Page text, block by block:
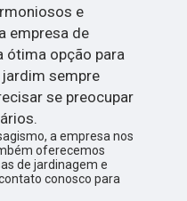
e
empresa de
ótima opção para
sempre
se preocupar
a empresa nos
oferecemos
de jardinagem e
conosco para